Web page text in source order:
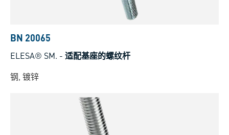
BN 20065
ELESA® SM. - 适配基座的螺纹杆
钢, 镀锌